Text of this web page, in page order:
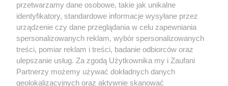
przetwarzamy dane osobowe, takie jak unikalne
identyfikatory, standardowe informacje wysyłane przez
urządzenie czy dane przeglądania w celu zapewniania
spersonalizowanych reklam, wybór spersonalizowanych
treści, pomiar reklam i treści, badanie odbiorców oraz
ulepszanie usług. Za zgodą Użytkownika my i Zaufani
Partnerzy możemy używać dokładnych danych
geolokalizacyjnych oraz aktywnie skanować